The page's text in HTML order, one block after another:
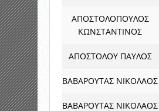
ΑΠΟΣΤΟΛΟΠΟΥΛΟΣ
ΚΩΝΣΤΑΝΤΙΝΟΣ
ΑΠΟΣΤΟΛΟΥ ΠΑΥΛΟΣ
ΒΑΒΑΡΟΥΤΑΣ ΝΙΚΟΛΑΟΣ
ΒΑΒΑΡΟΥΤΑΣ ΝΙΚΟΛΑΟΣ